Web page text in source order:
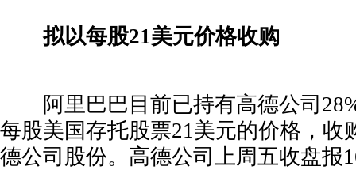
拟以每股21美元价格收购
阿里巴巴目前已持有高德公司
每股美国存托股票21美元的价格，收
德公司股份。高德公司上周五收盘报